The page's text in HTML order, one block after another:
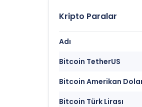
Kripto Paralar
Adı
Bitcoin TetherUS
Bitcoin Amerikan
Bitcoin Türk Lirası